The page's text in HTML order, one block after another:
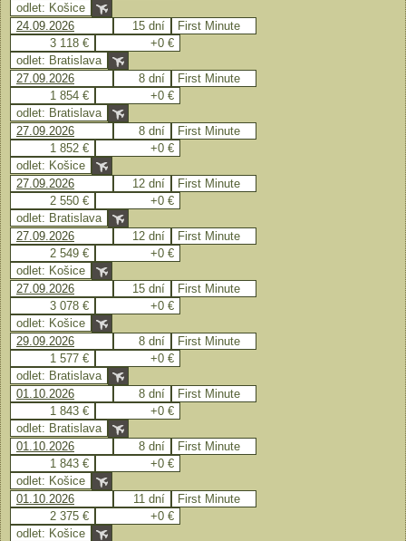
odlet: Košice
24.09.2026
15 dní
First Minute
3 118 €
+0 €
odlet: Bratislava
27.09.2026
8 dní
First Minute
1 854 €
+0 €
odlet: Bratislava
27.09.2026
8 dní
First Minute
1 852 €
+0 €
odlet: Košice
27.09.2026
12 dní
First Minute
2 550 €
+0 €
odlet: Bratislava
27.09.2026
12 dní
First Minute
2 549 €
+0 €
odlet: Košice
27.09.2026
15 dní
First Minute
3 078 €
+0 €
odlet: Košice
29.09.2026
8 dní
First Minute
1 577 €
+0 €
odlet: Bratislava
01.10.2026
8 dní
First Minute
1 843 €
+0 €
odlet: Bratislava
01.10.2026
8 dní
First Minute
1 843 €
+0 €
odlet: Košice
01.10.2026
11 dní
First Minute
2 375 €
+0 €
odlet: Košice